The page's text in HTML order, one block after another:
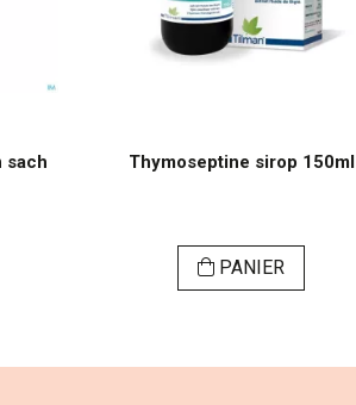
sach
Thymoseptine sirop 150ml
PANIER